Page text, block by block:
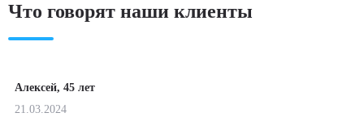
Что говорят наши клиенты
Алексей, 45 лет
21.03.2024